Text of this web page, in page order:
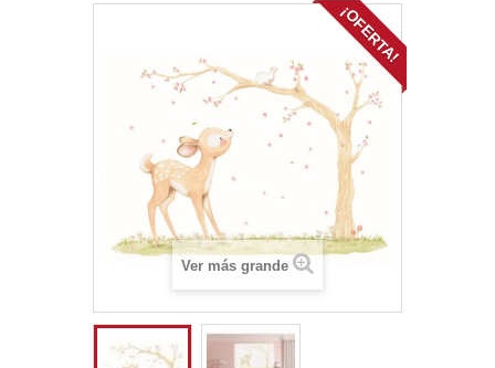
¡OFERTA!
Ver más grande